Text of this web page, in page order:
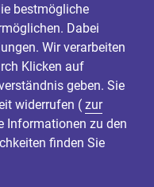
bestmögliche
Dabei
Wir verarbeiten
Klicken auf
geben. Sie
widerrufen ( zur
Informationen zu den
finden Sie